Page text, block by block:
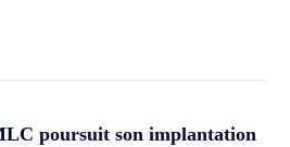
poursuit son implantation